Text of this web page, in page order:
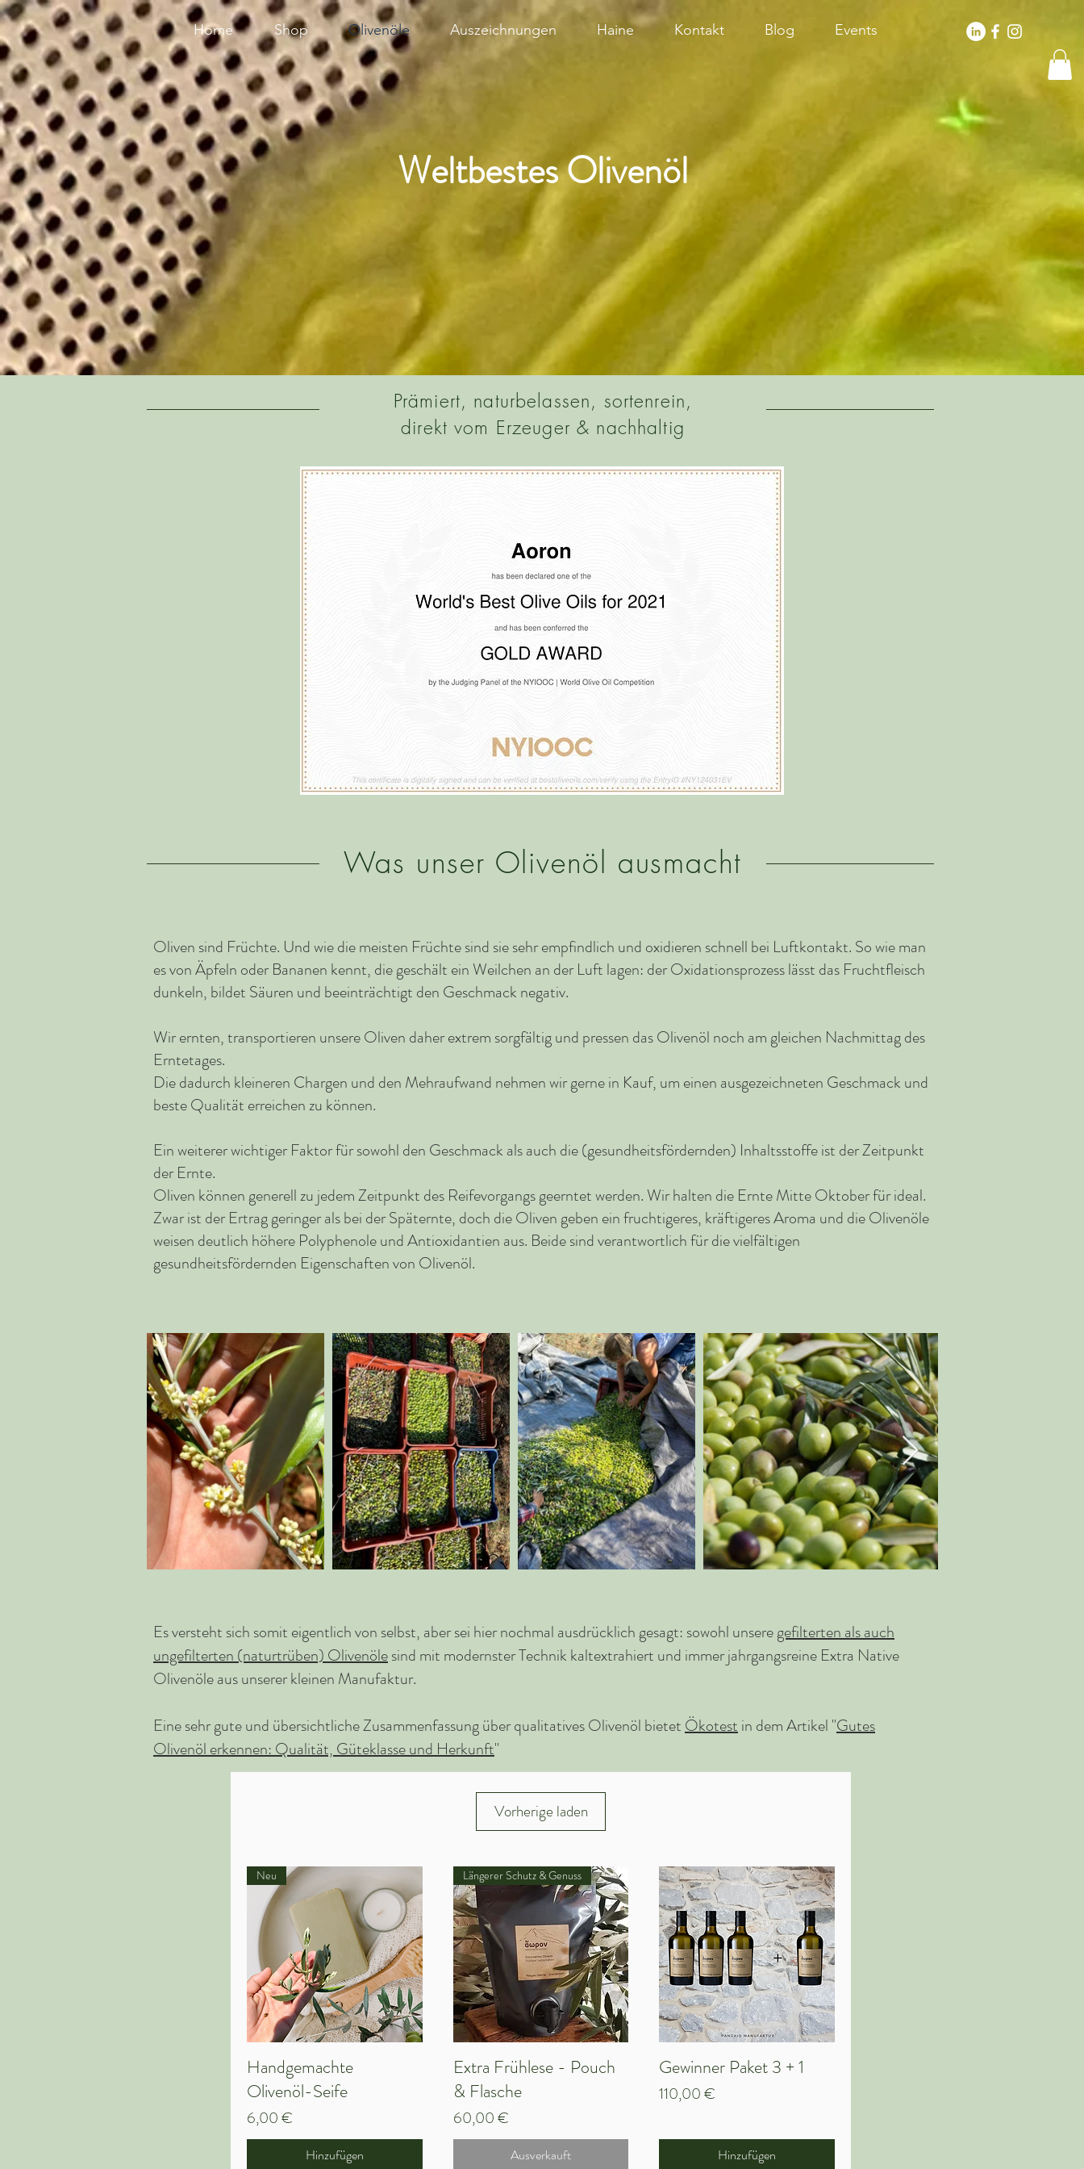
Weltbestes Olivenöl
Prämiert, naturbelassen, sortenrein,
direkt vom Erzeuger & nachhaltig
Was unser Olivenöl ausmacht
Oliven sind Früchte. Und wie die meisten Früchte sind sie sehr empfindlich und oxidieren schnell bei Luftkontakt. So wie man
es von Äpfeln oder Bananen kennt, die geschält ein Weilchen an der Luft lagen: der Oxidationsprozess lässt das Fruchtfleisch
dunkeln, bildet Säuren und beeinträchtigt den Geschmack negativ.
Wir ernten, transportieren unsere Oliven daher extrem sorgfältig und pressen das Olivenöl noch am gleichen Nachmittag des
Erntetages.
Die dadurch kleineren Chargen und den Mehraufwand nehmen wir gerne in Kauf, um einen ausgezeichneten Geschmack und
beste Qualität erreichen zu können.
Ein weiterer wichtiger Faktor für sowohl den Geschmack als auch die (gesundheitsfördernden) Inhaltsstoffe ist der Zeitpunkt
der Ernte.
Oliven können generell zu jedem Zeitpunkt des Reifevorgangs geerntet werden. Wir halten die Ernte Mitte Oktober für ideal.
Zwar ist der Ertrag geringer als bei der Späternte, doch die Oliven geben ein fruchtigeres, kräftigeres Aroma und die Olivenöle
weisen deutlich höhere Polyphenole und Antioxidantien aus. Beide sind verantwortlich für die vielfältigen
gesundheitsfördernden Eigenschaften von Olivenöl.
Es versteht sich somit eigentlich von selbst, aber sei hier nochmal ausdrücklich gesagt: sowohl unseregefilterten als auch
ungefilterten (naturtrüben) Olivenölesind mit modernster Technik kaltextrahiert und immer jahrgangsreine Extra Native
Olivenöle aus unserer kleinen Manufaktur.
Eine sehr gute und übersichtliche Zusammenfassung über qualitatives Olivenöl bietetÖkotestin dem Artikel "Gutes
Olivenöl erkennen: Qualität, Güteklasse und Herkunft"
Vorherige laden
Schnellansicht
Neu
Handgemachte
Olivenöl-Seife
Preis
6,00 €
Hinzufügen
Schnellansicht
Längerer Schutz & Genuss
Extra Frühlese - Pouch
& Flasche
Preis
60,00 €
Ausverkauft
Schnellansicht
Gewinner Paket 3 + 1
Preis
110,00 €
Hinzufügen
Home Shop Olivenöle Auszeichnungen Haine Kontakt Blog Events